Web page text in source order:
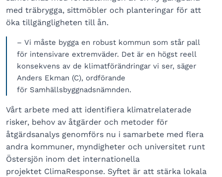
med träbrygga, sittmöbler och planteringar för att
öka tillgängligheten till ån.
– Vi måste bygga en robust kommun som står pall
för intensivare extremväder. Det är en högst reell
konsekvens av de klimatförändringar vi ser, säger
Anders Ekman (C), ordförande
för Samhällsbyggnadsnämnden.
Vårt arbete med att identifiera klimatrelaterade
risker, behov av åtgärder och metoder för
åtgärdsanalys genomförs nu i samarbete med flera
andra kommuner, myndigheter och universitet runt
Östersjön inom det internationella
projektet ClimaResponse. Syftet är att stärka lokala